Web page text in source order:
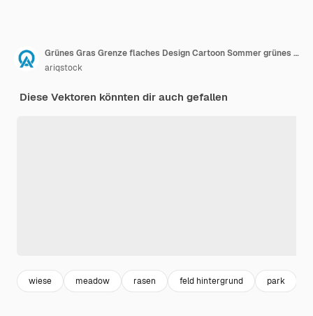
Grünes Gras Grenze flaches Design Cartoon Sommer grünes Gras Natur Landschaft Feld Vektor-Illustration
ariqstock
Diese Vektoren könnten dir auch gefallen
wiese meadow rasen feld hintergrund park